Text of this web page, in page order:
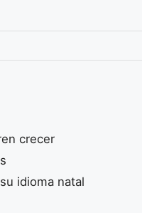
crecer
idioma natal